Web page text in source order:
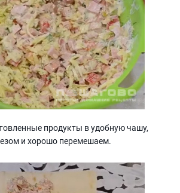
продукты в удобную чашу,
и хорошо перемешаем.